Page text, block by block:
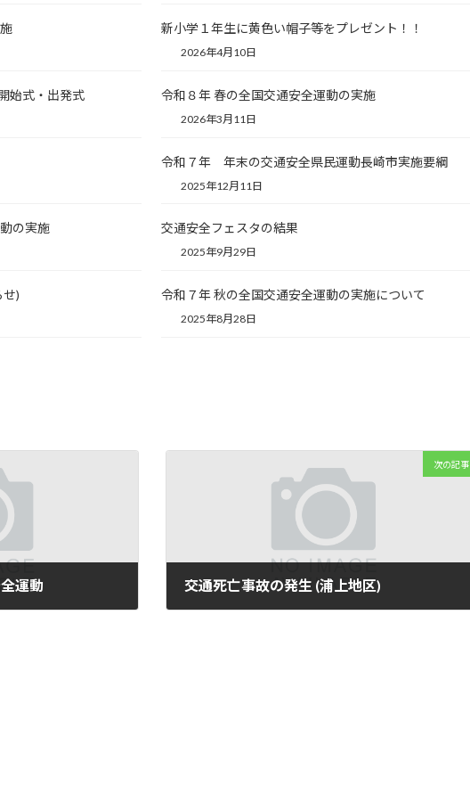
新小学１年生に黄色い帽子等をプレゼント！！
2026年4月10日
始式・出発式 令和８年 春の全国交通安全運動の実施
2026年3月11日
令和７年 年末の交通安全県民運動長崎市実施要綱
2025年12月11日
の実施 交通安全フェスタの結果
2025年9月29日
) 令和７年 秋の全国交通安全運動の実施について
2025年8月28日
運動
次の記事
交通死亡事故の発生 (浦上地区)